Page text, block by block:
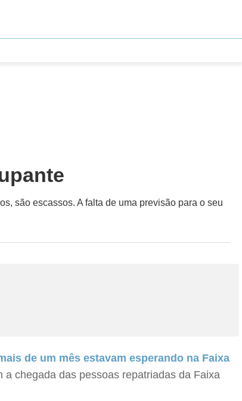
são escassos. A falta de uma previsão para o seu
de um mês estavam esperando na Faixa
chegada das pessoas repatriadas da Faixa